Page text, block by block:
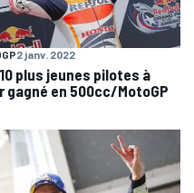
2 janv. 2022
plus jeunes pilotes à
gagné en 500cc/MotoGP